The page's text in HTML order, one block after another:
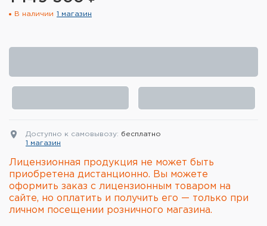
Элементы питания и зарядные
Туристическое снаряжение
Инструменты
Опоры и станки для оружия
Термосы, термосумки, бутылки
В наличии 1 магазин
Доступно к самовывозу: бесплатно
1 магазин
Лицензионная продукция не может быть
приобретена дистанционно. Вы можете
оформить заказ с лицензионным товаром на
сайте, но оплатить и получить его — только при
личном посещении розничного магазина.